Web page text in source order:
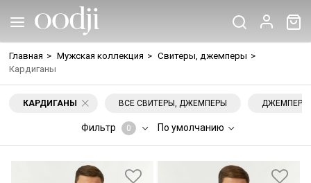
Главная > Мужская коллекция > Свитеры, джемперы >
Кардиганы
КАРДИГАНЫ ВСЕ СВИТЕРЫ, ДЖЕМПЕРЫ ДЖЕМПЕРЫ
Фильтр 0 По умолчанию